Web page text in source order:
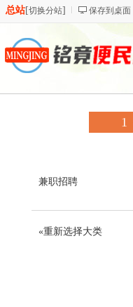
总站[切换分站] 保存到桌面
1
兼职招聘
«重新选择大类